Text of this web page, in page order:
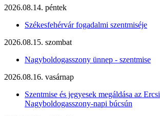
2026.08.14. péntek
Székesfehérvár fogadalmi szentmiséje
2026.08.15. szombat
Nagyboldogasszony ünnep - szentmise
2026.08.16. vasárnap
Szentmise és jegyesek megáldása az Ercsi
Nagyboldogasszony-napi búcsún